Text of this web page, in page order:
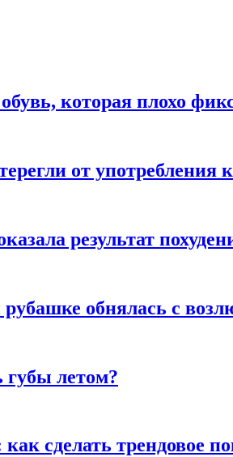
которая плохо
от употребления
результат
обнялась с
летом?
сделать трендовое